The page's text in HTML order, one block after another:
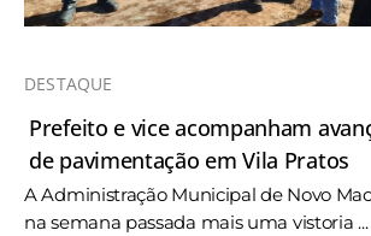
DESTAQUE
Prefeito e vice acompanham
de pavimentação em Vila Pratos
A Administração Municipal de Novo
na semana passada mais uma vistoria ...